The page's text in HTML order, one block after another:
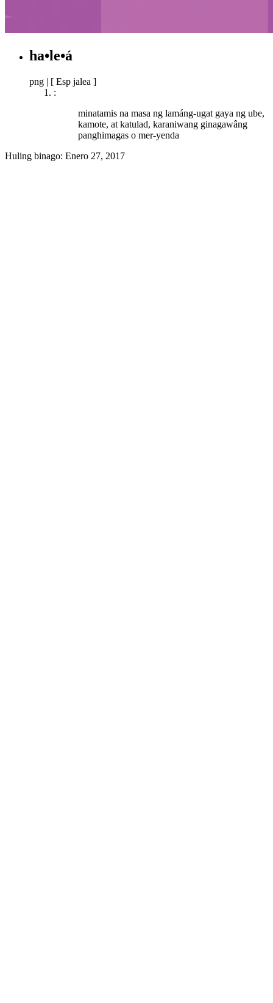
ha•le•á
png | [ Esp jalea ]
:
minatamis na masa ng lamáng-ugat gaya ng ube,
kamote, at katulad, karaniwang ginagawâng
panghimagas o mer-yenda
Huling binago: Enero 27, 2017